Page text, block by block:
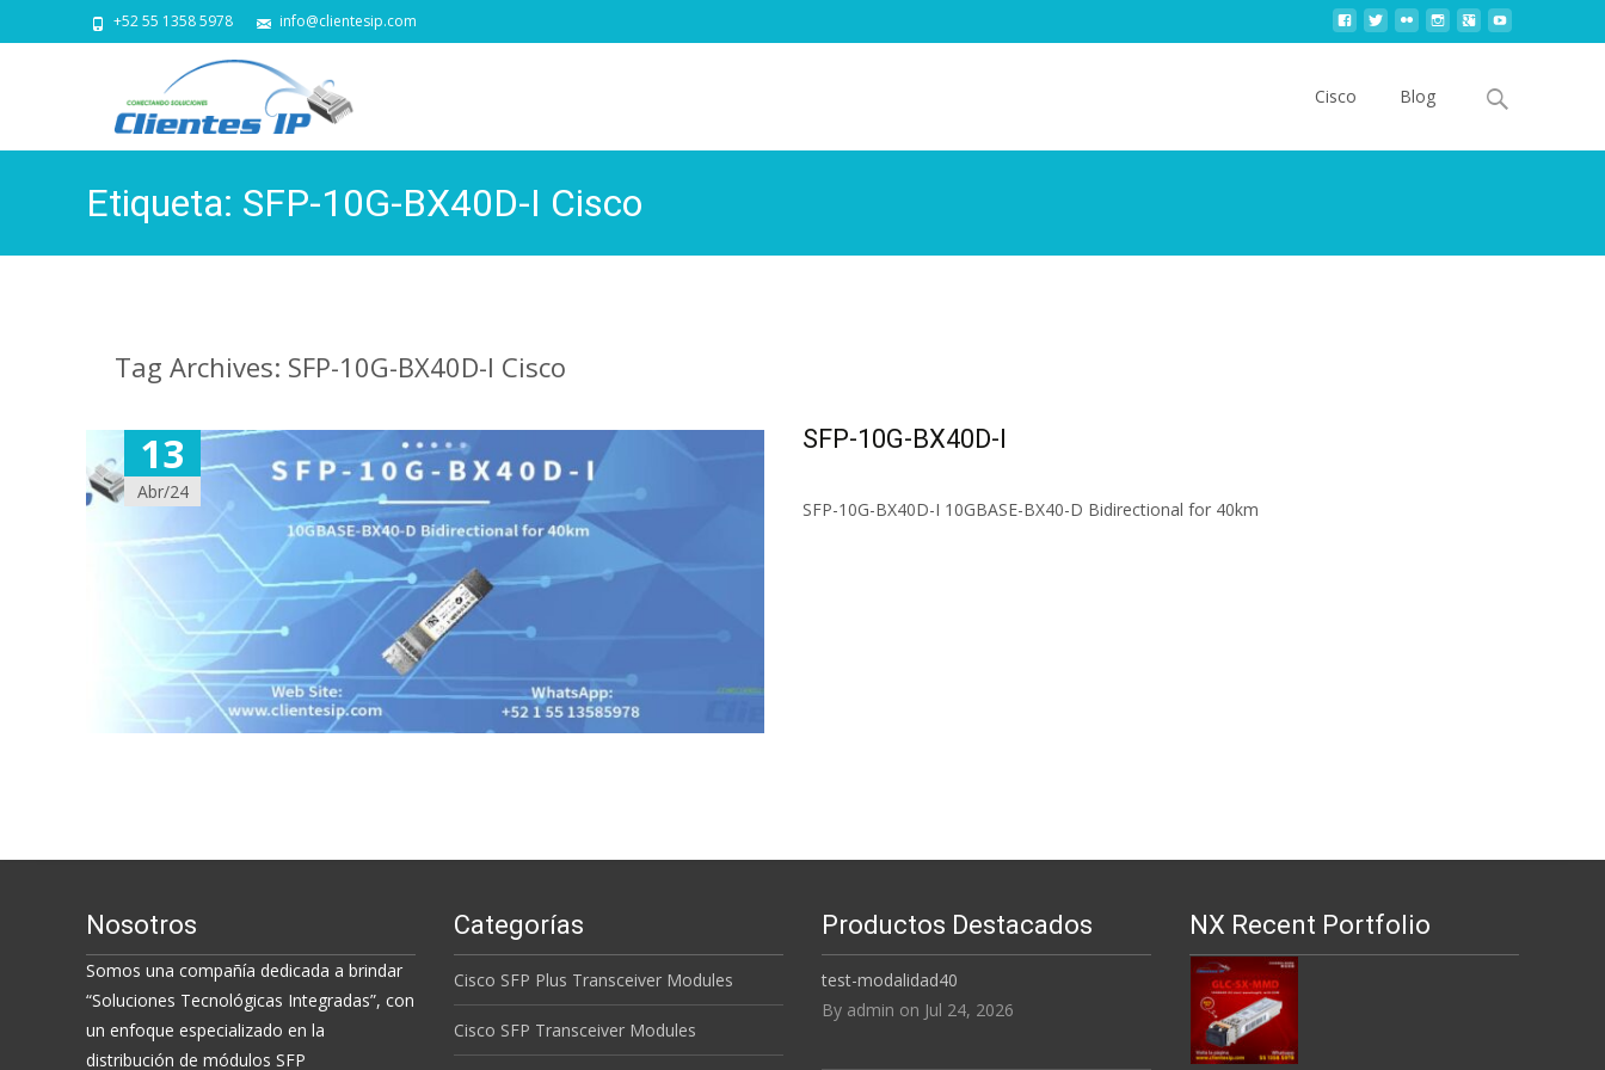
+52 55 1358 5978 info@clientesip.com
Cisco Blog
Search
Etiqueta: SFP-10G-BX40D-I Cisco
Tag Archives: SFP-10G-BX40D-I Cisco
13
Abr/24
SFP-10G-BX40D-I
SFP-10G-BX40D-I 10GBASE-BX40-D Bidirectional for 40km
Nosotros
Somos una compañía dedicada a brindar
“Soluciones Tecnológicas Integradas”, con
un enfoque especializado en la
distribución de módulos SFP
Categorías
Cisco SFP Plus Transceiver Modules
Cisco SFP Transceiver Modules
Productos Destacados
test-modalidad40
By admin on Jul 24, 2026
NX Recent Portfolio